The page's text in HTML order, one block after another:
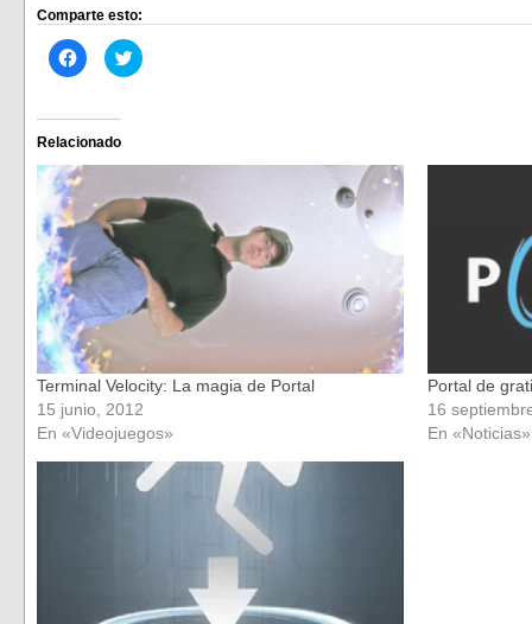
Comparte esto:
Haz
clic
Facebook
(Se
abre
en
una
ventana
nueva)
Haz
clic
en
ventana
nueva)
Relacionado
Terminal Velocity: La magia de Portal
15 junio, 2012
En «Videojuegos»
Portal de
16
En «Noticias»